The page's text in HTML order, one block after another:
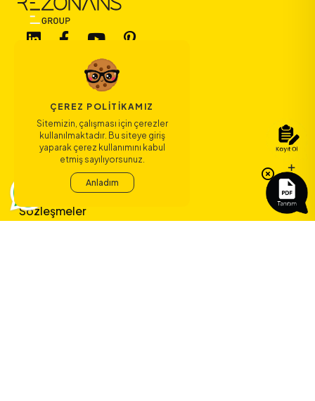
Bize Ulaşın
Bağlantılar
Sözleşmeler
ÇEREZ POLITIKAMIZ
Sitemizin, çalışması için çerezler
kullanılmaktadır. Bu siteye giriş
yaparak çerez kullanımını kabul
etmiş sayılıyorsunuz.
Anladım